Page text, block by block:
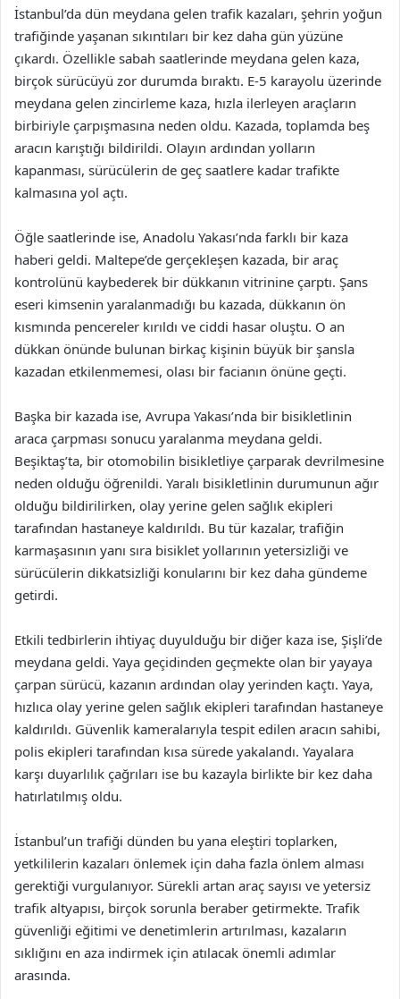
İstanbul’da dün meydana gelen trafik kazaları, şehrin yoğun
trafiğinde yaşanan sıkıntıları bir kez daha gün yüzüne
çıkardı. Özellikle sabah saatlerinde meydana gelen kaza,
birçok sürücüyü zor durumda bıraktı. E-5 karayolu üzerinde
meydana gelen zincirleme kaza, hızla ilerleyen araçların
birbiriyle çarpışmasına neden oldu. Kazada, toplamda beş
aracın karıştığı bildirildi. Olayın ardından yolların
kapanması, sürücülerin de geç saatlere kadar trafikte
kalmasına yol açtı.
Öğle saatlerinde ise, Anadolu Yakası’nda farklı bir kaza
haberi geldi. Maltepe’de gerçekleşen kazada, bir araç
kontrolünü kaybederek bir dükkanın vitrinine çarptı. Şans
eseri kimsenin yaralanmadığı bu kazada, dükkanın ön
kısmında pencereler kırıldı ve ciddi hasar oluştu. O an
dükkan önünde bulunan birkaç kişinin büyük bir şansla
kazadan etkilenmemesi, olası bir facianın önüne geçti.
Başka bir kazada ise, Avrupa Yakası’nda bir bisikletlinin
araca çarpması sonucu yaralanma meydana geldi.
Beşiktaş’ta, bir otomobilin bisikletliye çarparak devrilmesine
neden olduğu öğrenildi. Yaralı bisikletlinin durumunun ağır
olduğu bildirilirken, olay yerine gelen sağlık ekipleri
tarafından hastaneye kaldırıldı. Bu tür kazalar, trafiğin
karmaşasının yanı sıra bisiklet yollarının yetersizliği ve
sürücülerin dikkatsizliği konularını bir kez daha gündeme
getirdi.
Etkili tedbirlerin ihtiyaç duyulduğu bir diğer kaza ise, Şişli’de
meydana geldi. Yaya geçidinden geçmekte olan bir yayaya
çarpan sürücü, kazanın ardından olay yerinden kaçtı. Yaya,
hızlıca olay yerine gelen sağlık ekipleri tarafından hastaneye
kaldırıldı. Güvenlik kameralarıyla tespit edilen aracın sahibi,
polis ekipleri tarafından kısa sürede yakalandı. Yayalara
karşı duyarlılık çağrıları ise bu kazayla birlikte bir kez daha
hatırlatılmış oldu.
İstanbul’un trafiği dünden bu yana eleştiri toplarken,
yetkililerin kazaları önlemek için daha fazla önlem alması
gerektiği vurgulanıyor. Sürekli artan araç sayısı ve yetersiz
trafik altyapısı, birçok sorunla beraber getirmekte. Trafik
güvenliği eğitimi ve denetimlerin artırılması, kazaların
sıklığını en aza indirmek için atılacak önemli adımlar
arasında.